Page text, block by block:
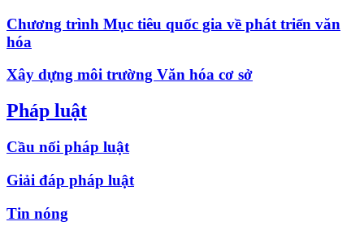
Chương trình Mục tiêu quốc gia về phát triển văn
hóa
Xây dựng môi trường Văn hóa cơ sở
Pháp luật
Cầu nối pháp luật
Giải đáp pháp luật
Tin nóng